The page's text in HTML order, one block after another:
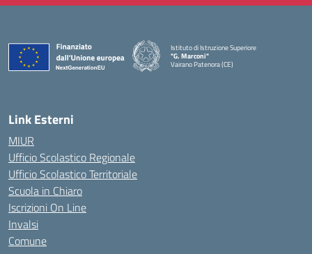
Istituto di Istruzione Superiore
"G. Marconi"
Vairano Patenora (CE)
Link Esterni
MIUR
Ufficio Scolastico Regionale
Ufficio Scolastico Territoriale
Scuola in Chiaro
Iscrizioni On Line
Invalsi
Comune